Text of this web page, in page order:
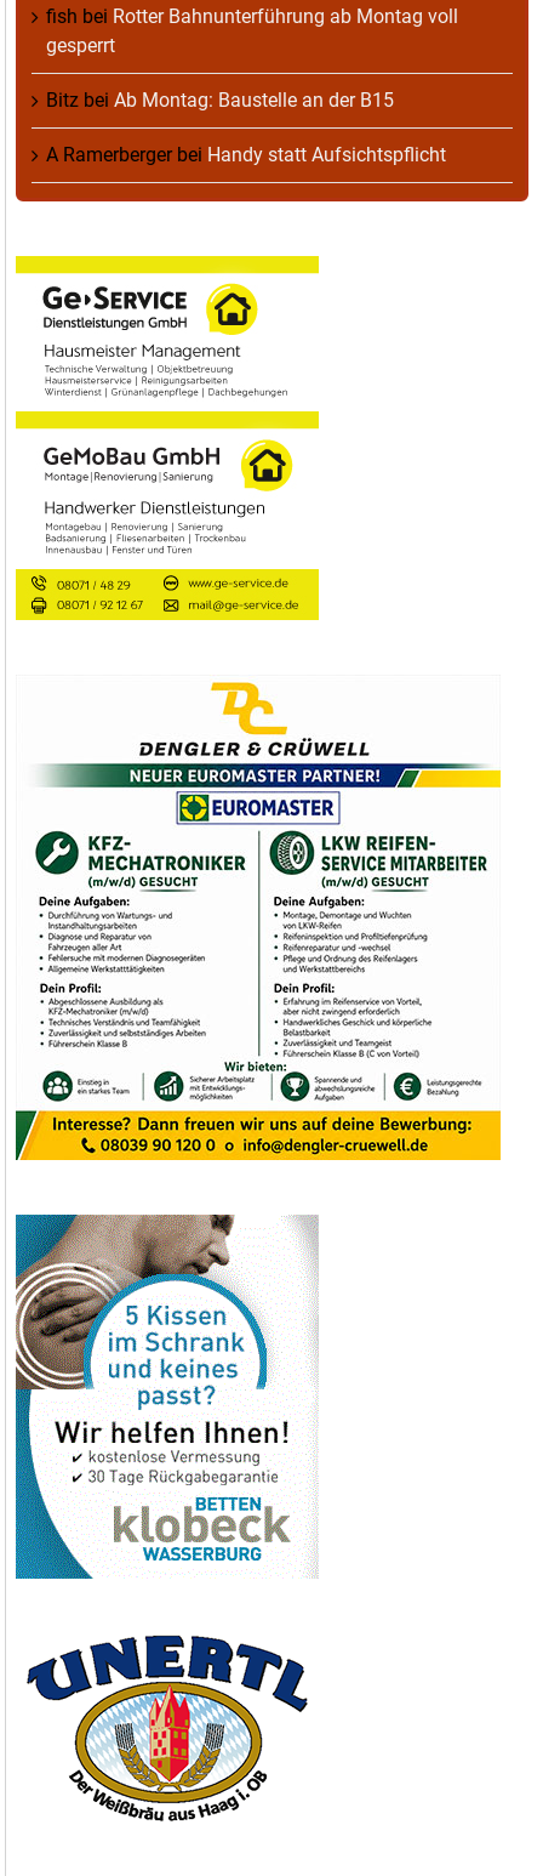
fish bei Rotter Bahnunterführung ab Montag voll
gesperrt
Bitz bei Ab Montag: Baustelle an der B15
A Ramerbergerbei Handy statt Aufsichtspflicht